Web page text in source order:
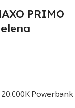
PRIMO
Powerbank